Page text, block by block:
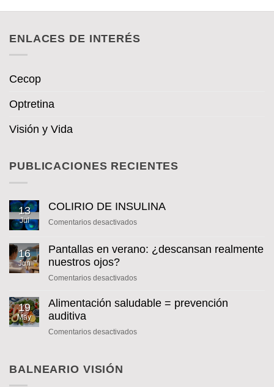
ENLACES DE INTERÉS
Cecop
Optretina
Visión y Vida
PUBLICACIONES RECIENTES
13
Jul
COLIRIO DE INSULINA
Comentarios desactivadosen
DE
INSULINA
16
Jun
Pantallas en verano: ¿descansan realmente
nuestros ojos?
Comentarios desactivadosen
en
realmente
19
May
Alimentación saludable = prevención
auditiva
Comentarios desactivadosen
BALNEARIO VISIÓN